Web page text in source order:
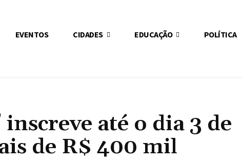
EVENTOS CIDADES EDUCAÇÃO POLÍTICA
inscreve até o dia 3 de
de R$ 400 mil